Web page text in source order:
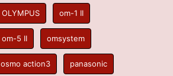
OLYMPUS om-1 II
om-5 II omsystem
osmo action3 panasonic